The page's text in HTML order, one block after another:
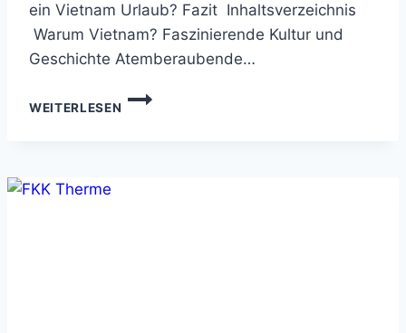
ein Vietnam Urlaub? Fazit Inhaltsverzeichnis
Warum Vietnam? Faszinierende Kultur und
Geschichte Atemberaubende…
WEITERLESEN
VIETNAM